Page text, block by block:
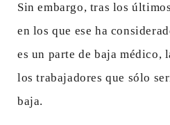
Sin embargo, tras los
en los que ese ha
es un parte de baja médico,
los trabajadores que sólo
baja.